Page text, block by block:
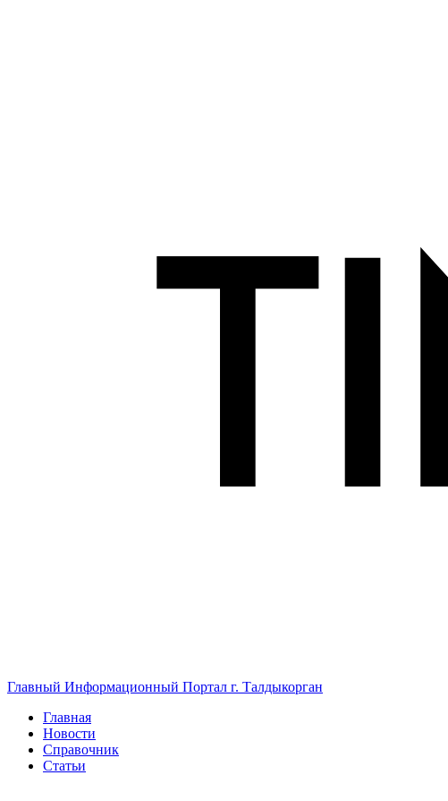
Главный Информационный Портал г. Талдыкорган
Главная
Новости
Справочник
Статьи